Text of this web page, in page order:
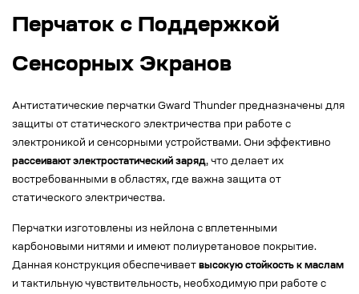
Перчаток с Поддержкой
Сенсорных Экранов
Антистатические перчатки Gward Thunder предназначены для
защиты от статического электричества при работе с
электроникой и сенсорными устройствами. Они эффективно
рассеивают электростатический заряд, что делает их
востребованными в областях, где важна защита от
статического электричества.
Перчатки изготовлены из нейлона с вплетенными
карбоновыми нитями и имеют полиуретановое покрытие.
Данная конструкция обеспечивает высокую стойкость к маслам
и тактильную чувствительность, необходимую при работе с